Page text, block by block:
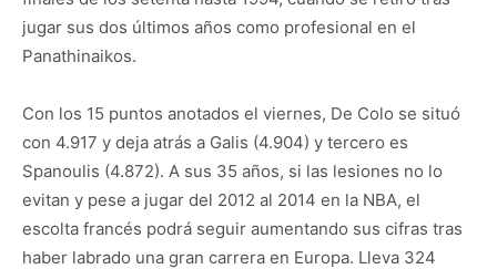
jugar sus dos últimos años como profesional en el
Panathinaikos.
Con los 15 puntos anotados el viernes, De Colo se situó
con 4.917 y deja atrás a Galis (4.904) y tercero es
Spanoulis (4.872). A sus 35 años, si las lesiones no lo
evitan y pese a jugar del 2012 al 2014 en la NBA, el
escolta francés podrá seguir aumentando sus cifras tras
haber labrado una gran carrera en Europa. Lleva 324